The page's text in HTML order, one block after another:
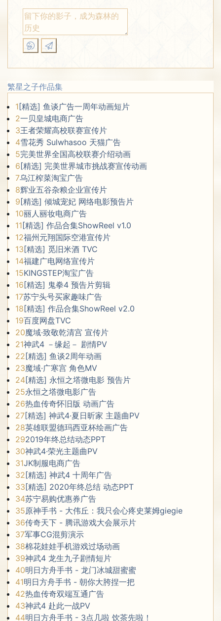
繁星之子作品集
1 [精选] 鱼谈广告一周年动画短片
2一贝皇城电商广告
3王者荣耀高校联赛宣传片
4雪花秀 Sulwhasoo 天猫广告
5完美世界全国高校联赛介绍动画
6 [精选] 完美世界城市挑战赛宣传动画
7乌江榨菜淘宝广告
8辉业五谷杂粮企业宣传片
9 [精选] 倾城宠妃 网络电影预告片
10丽人丽妆电商广告
11 [精选] 作品合集ShowReel v1.0
12福州元翔国际空港宣传片
13 [精选] 觅旧米酒 TVC
14福建广电网络宣传片
15KINGSTEP淘宝广告
16 [精选] 鬼拳4 预告片剪辑
17苏宁头号买家趣味广告
18 [精选] 作品合集ShowReel v2.0
19百度网盘TVC
20魔域·致敬乾清宫 宣传片
21神武4 －缘起－ 剧情PV
22 [精选] 鱼谈2周年动画
23魔域·广寒宫 角色MV
24[精选] 永恒之塔微电影 预告片
25永恒之塔微电影广告
26热血传奇怀旧版 动画广告
27[精选] 神武4·夏日昕家 主题曲PV
28英雄联盟德玛西亚杯绘画广告
292019年终总结动态PPT
30神武4·荣光主题曲PV
31JK制服电商广告
32 [精选] 神武4 十周年广告
33 [精选] 2020年终总结 动态PPT
34苏宁易购优惠券广告
35原神手书 - 大伟丘：我只会心疼史莱姆giegie
36传奇天下 - 腾讯游戏大会展示片
37军事CG混剪演示
38棉花娃娃手机游戏过场动画
39神武4 龙生九子剧情短片
40明日方舟手书 - 龙门冰城甜蜜蜜
41明日方舟手书 - 朝你大胯捏一把
42热血传奇双端互通广告
43神武4 赴此一战PV
44明日方舟手书 - 3点几啦 饮茶先啦！